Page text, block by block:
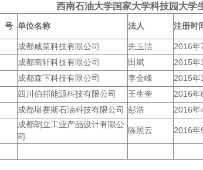
西南石油大学国家大学科技园大学
号 单位名称 法人 注册时
成都咸菜科技有限公司 先玉洁 2016年
成都南轩科技有限公司 田斌 2015年
成都森下科技有限公司 李金峰 2015年
四川伯邦能源科技有限公司 王生奎 2016年
成都堪赛斯石油科技有限公司 彭浩 2016年
成都朗立工业产品设计有限公
司
陈照云 2016年